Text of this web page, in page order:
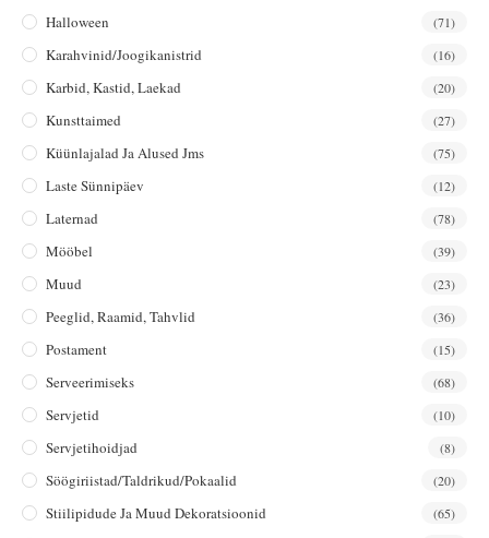
Halloween (71)
Karahvinid/joogikanistrid (16)
Karbid, Kastid, Laekad (20)
Kunsttaimed (27)
Küünlajalad Ja Alused Jms (75)
Laste Sünnipäev (12)
Laternad (78)
Mööbel (39)
Muud (23)
Peeglid, Raamid, Tahvlid (36)
Postament (15)
Serveerimiseks (68)
Servjetid (10)
Servjetihoidjad (8)
Söögiriistad/taldrikud/pokaalid (20)
Stiilipidude Ja Muud Dekoratsioonid (65)